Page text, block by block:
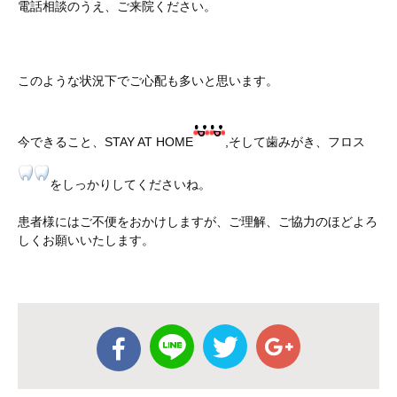
電話相談のうえ、ご来院ください。
このような状況下でご心配も多いと思います。
今できること、STAY AT HOME ,そして歯みがき、フロス
をしっかりしてくださいね。
患者様にはご不便をおかけしますが、ご理解、ご協力のほどよろ
しくお願いいたします。